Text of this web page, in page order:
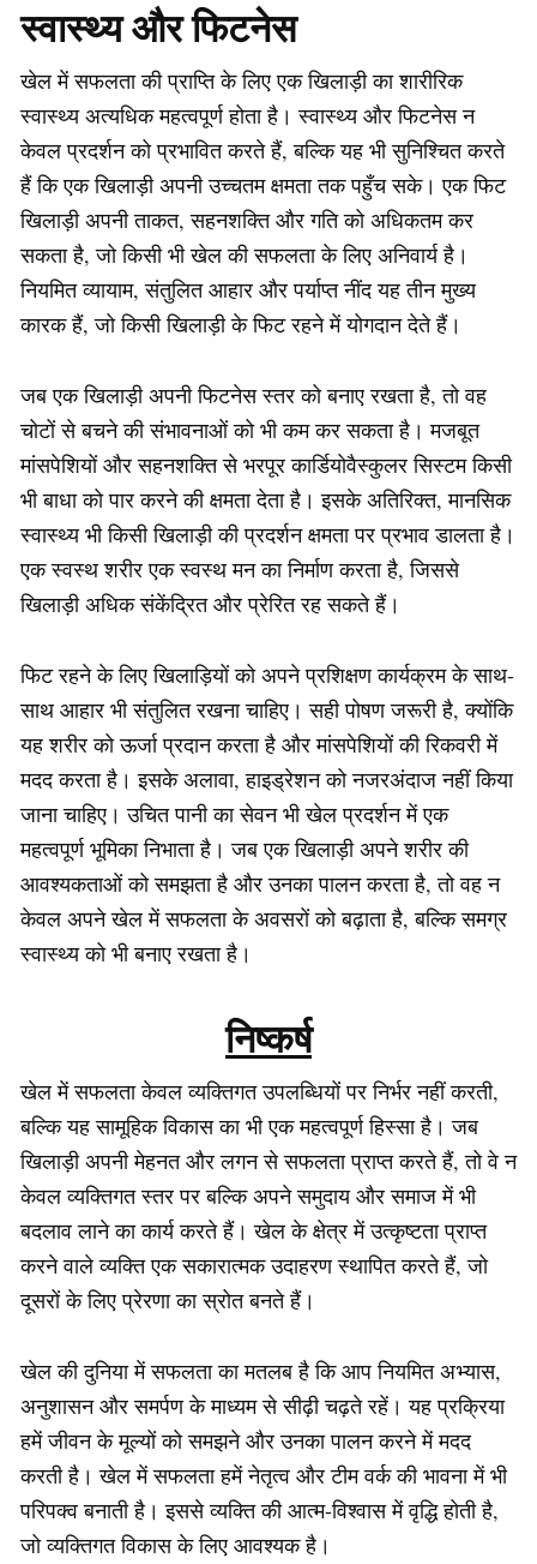
स्वास्थ्य और फिटनेस
खेल में सफलता की प्राप्ति के लिए एक खिलाड़ी का शारीरिक
स्वास्थ्य अत्यधिक महत्वपूर्ण होता है। स्वास्थ्य और फिटनेस न
केवल प्रदर्शन को प्रभावित करते हैं, बल्कि यह भी सुनिश्चित करते
हैं कि एक खिलाड़ी अपनी उच्चतम क्षमता तक पहुँच सके। एक फिट
खिलाड़ी अपनी ताकत, सहनशक्ति और गति को अधिकतम कर
सकता है, जो किसी भी खेल की सफलता के लिए अनिवार्य है।
नियमित व्यायाम, संतुलित आहार और पर्याप्त नींद यह तीन मुख्य
कारक हैं, जो किसी खिलाड़ी के फिट रहने में योगदान देते हैं।
जब एक खिलाड़ी अपनी फिटनेस स्तर को बनाए रखता है, तो वह
चोटों से बचने की संभावनाओं को भी कम कर सकता है। मजबूत
मांसपेशियों और सहनशक्ति से भरपूर कार्डियोवैस्कुलर सिस्टम किसी
भी बाधा को पार करने की क्षमता देता है। इसके अतिरिक्त, मानसिक
स्वास्थ्य भी किसी खिलाड़ी की प्रदर्शन क्षमता पर प्रभाव डालता है।
एक स्वस्थ शरीर एक स्वस्थ मन का निर्माण करता है, जिससे
खिलाड़ी अधिक संकेंद्रित और प्रेरित रह सकते हैं।
फिट रहने के लिए खिलाड़ियों को अपने प्रशिक्षण कार्यक्रम के साथ-
साथ आहार भी संतुलित रखना चाहिए। सही पोषण जरूरी है, क्योंकि
यह शरीर को ऊर्जा प्रदान करता है और मांसपेशियों की रिकवरी में
मदद करता है। इसके अलावा, हाइड्रेशन को नजरअंदाज नहीं किया
जाना चाहिए। उचित पानी का सेवन भी खेल प्रदर्शन में एक
महत्वपूर्ण भूमिका निभाता है। जब एक खिलाड़ी अपने शरीर की
आवश्यकताओं को समझता है और उनका पालन करता है, तो वह न
केवल अपने खेल में सफलता के अवसरों को बढ़ाता है, बल्कि समग्र
स्वास्थ्य को भी बनाए रखता है।
निष्कर्ष
खेल में सफलता केवल व्यक्तिगत उपलब्धियों पर निर्भर नहीं करती,
बल्कि यह सामूहिक विकास का भी एक महत्वपूर्ण हिस्सा है। जब
खिलाड़ी अपनी मेहनत और लगन से सफलता प्राप्त करते हैं, तो वे न
केवल व्यक्तिगत स्तर पर बल्कि अपने समुदाय और समाज में भी
बदलाव लाने का कार्य करते हैं। खेल के क्षेत्र में उत्कृष्टता प्राप्त
करने वाले व्यक्ति एक सकारात्मक उदाहरण स्थापित करते हैं, जो
दूसरों के लिए प्रेरणा का स्रोत बनते हैं।
खेल की दुनिया में सफलता का मतलब है कि आप नियमित अभ्यास,
अनुशासन और समर्पण के माध्यम से सीढ़ी चढ़ते रहें। यह प्रक्रिया
हमें जीवन के मूल्यों को समझने और उनका पालन करने में मदद
करती है। खेल में सफलता हमें नेतृत्व और टीम वर्क की भावना में भी
परिपक्व बनाती है। इससे व्यक्ति की आत्म-विश्वास में वृद्धि होती है,
जो व्यक्तिगत विकास के लिए आवश्यक है।